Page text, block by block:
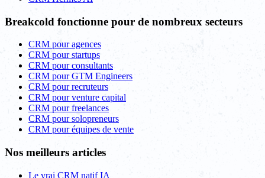
Breakcold fonctionne pour de nombreux secteurs
CRM pour agences
CRM pour startups
CRM pour consultants
CRM pour GTM Engineers
CRM pour recruteurs
CRM pour venture capital
CRM pour freelances
CRM pour solopreneurs
CRM pour équipes de vente
Nos meilleurs articles
Le vrai CRM natif IA